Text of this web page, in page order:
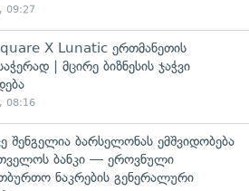
09:27
X Lunatic ერთმანეთის
| მცირე ბიზნესის ჯაჭვი
08:16
შენგელია ბარსელონას ემშვიდობება
ბანკი — ეროვნული
ნაკრების გენერალური